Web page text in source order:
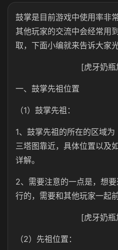
鼓掌是目前游戏中使用率非
其他玩家的交流中会经常用
取，下面小编就来告诉大家
[虎牙奶
一、鼓掌先祖位置
（1）鼓掌先祖：
1、鼓掌先祖的所在的区域
三塔图靠近，具体位置以及
详解。
2、需要注意的一点是，想
行的，需要和其他玩家一起前
[虎牙奶
（2）先祖位置：